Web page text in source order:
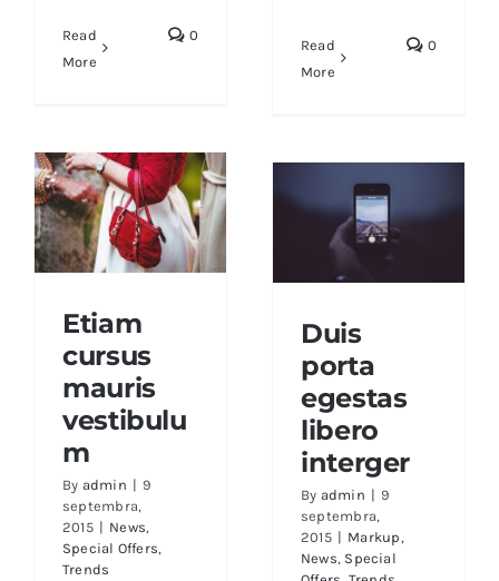
Read
More
0
Read
More
0
Etiam cursus
mauris
vestibulum
Etiam
cursus
mauris
vestibulu
m
By admin | 9
septembra,
2015 | News,
Special Offers,
Trends
Duis porta
egestas libero
interger
Duis
porta
egestas
libero
interger
By admin | 9
septembra,
2015 | Markup ,
News, Special